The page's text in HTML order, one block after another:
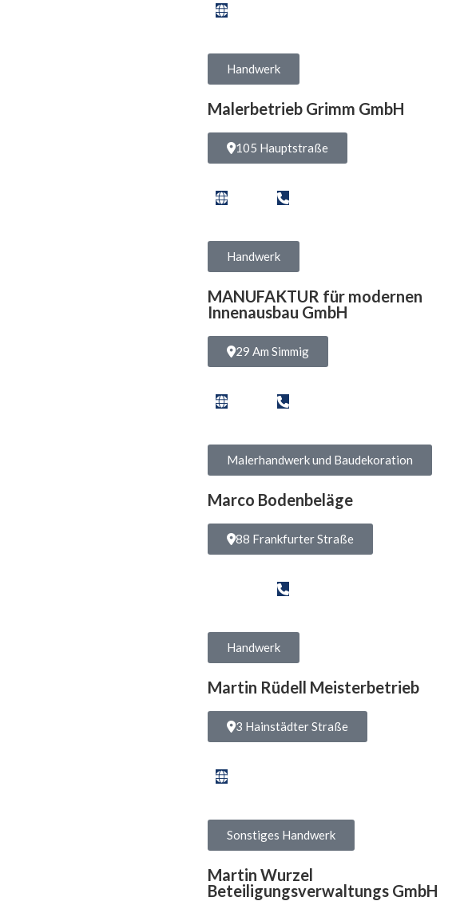
Handwerk
Malerbetrieb Grimm GmbH
105 Hauptstraße
Handwerk
MANUFAKTUR für modernen
Innenausbau GmbH
29 Am Simmig
Malerhandwerk und Baudekoration
Marco Bodenbeläge
88 Frankfurter Straße
Handwerk
Martin Rüdell Meisterbetrieb
3 Hainstädter Straße
Sonstiges Handwerk
Martin Wurzel
Beteiligungsverwaltungs GmbH